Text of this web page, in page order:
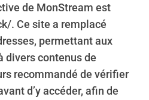
de MonStream est
. Ce site a remplacé
permettant aux
divers contenus de
recommandé de vérifier
d’y accéder, afin de